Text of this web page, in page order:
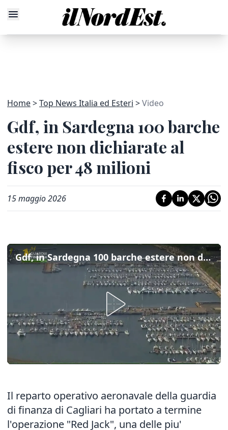
Home Top News Italia ed Esteri Video
Gdf, in Sardegna 100 barche
estere non dichiarate al
fisco per 48 milioni
15 maggio 2026
Gdf, in Sardegna 100 barche estere non dichiarate al fisco per 48 milioni
Il reparto operativo aeronavale della guardia
di finanza di Cagliari ha portato a termine
l'operazione "Red Jack", una delle piu'